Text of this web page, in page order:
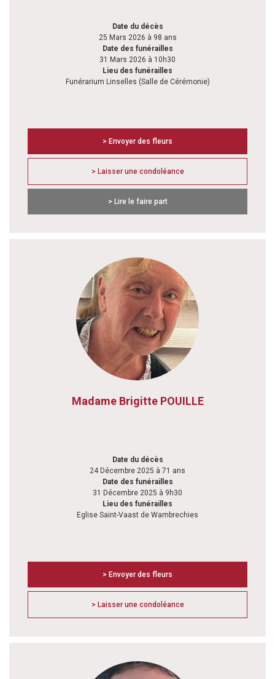
Date du décès
25 Mars 2026 à 98 ans
Date des funérailles
31 Mars 2026 à 10h30
Lieu des funérailles
Funérarium Linselles (Salle de Cérémonie)
> Envoyer des fleurs
> Laisser une condoléance
> Lire le faire part
Madame Brigitte POUILLE
Date du décès
24 Décembre 2025 à 71 ans
Date des funérailles
31 Décembre 2025 à 9h30
Lieu des funérailles
Eglise Saint-Vaast de Wambrechies
> Envoyer des fleurs
> Laisser une condoléance